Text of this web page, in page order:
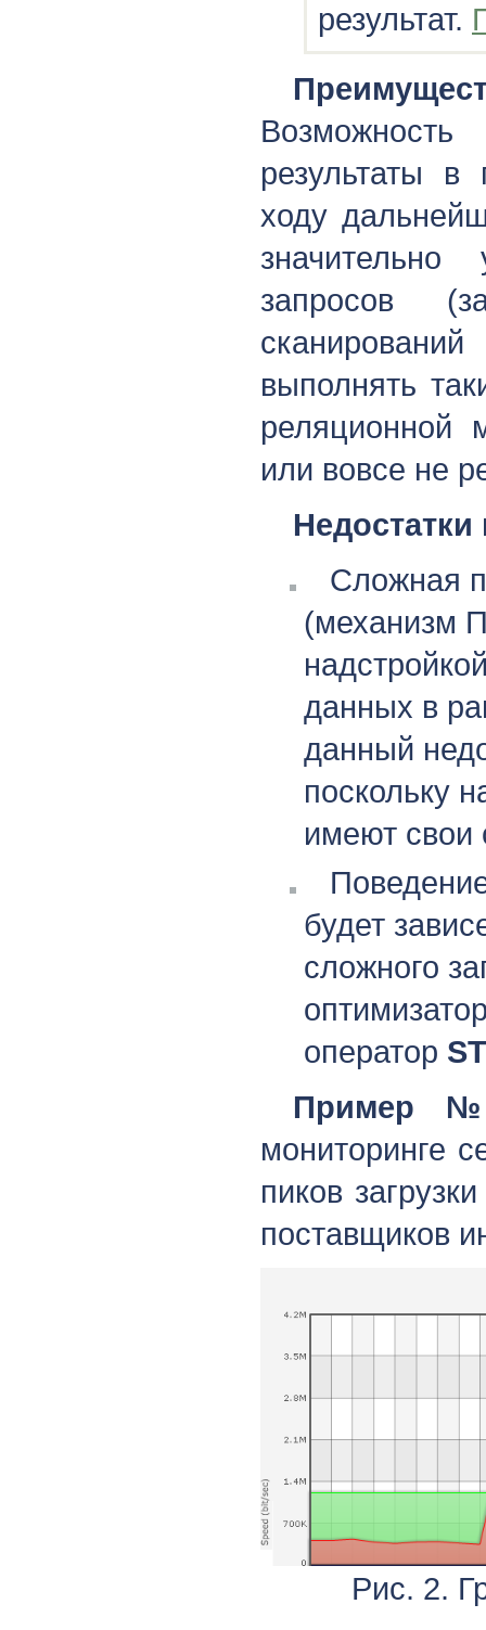
результат.
результаты
ходу
значительно
запросов
выполнять
реляционной
или вовсе не
Сложная
(механизм
данных в
данный
поскольку
имеют свои
будет
сложного
оператор
Пример
мониторинге
пиков
поставщиков
Рис. 2.